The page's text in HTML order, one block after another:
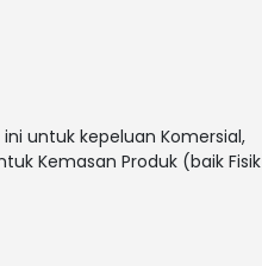
untuk kepeluan Komersial,
Kemasan Produk (baik Fisik